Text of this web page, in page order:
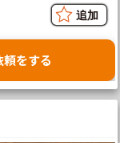
をする